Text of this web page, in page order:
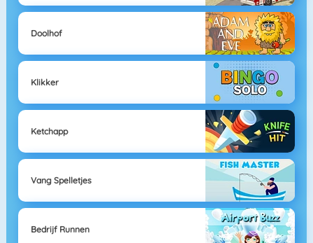
Doolhof
Klikker
Ketchapp
Vang Spelletjes
Bedrijf Runnen